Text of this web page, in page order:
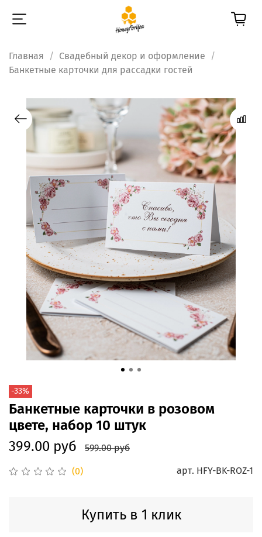
Главная
Свадебный декор и оформление
Банкетные карточки для рассадки гостей
-33%
(0) арт. HFY-BK-ROZ-1
Банкетные карточки в розовом
цвете, набор 10 штук
399.00 руб
599.00 руб
Купить в 1 клик